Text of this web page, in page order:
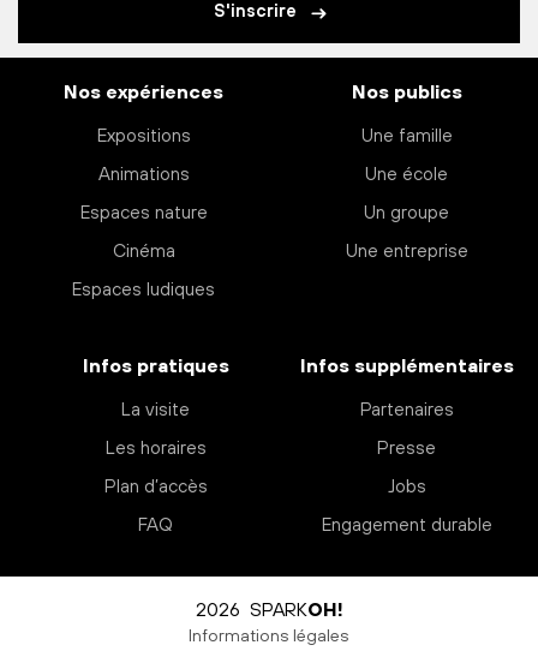
S'inscrire
Nos expériences
Expositions
Animations
Espaces nature
Cinéma
Espaces ludiques
Nos publics
Une famille
Une école
Un groupe
Une entreprise
Infos pratiques
La visite
Les horaires
Plan d’accès
FAQ
Infos supplémentaires
Partenaires
Presse
Jobs
Engagement durable
2026 SPARKOH!
Informations légales